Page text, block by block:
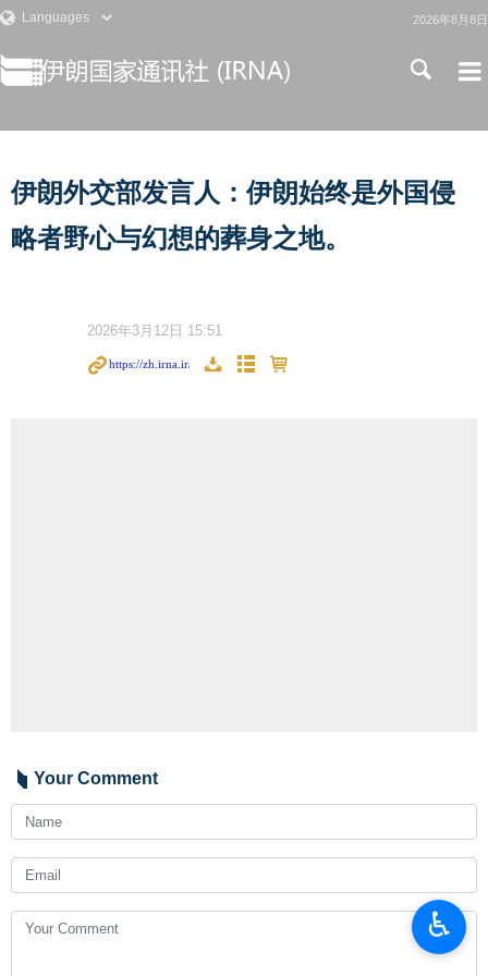
2026年8月8日
伊朗外交部发言人：伊朗始终是外国侵
略者野心与幻想的葬身之地。
2026年3月12日 15:51
Your Comment
♿︎